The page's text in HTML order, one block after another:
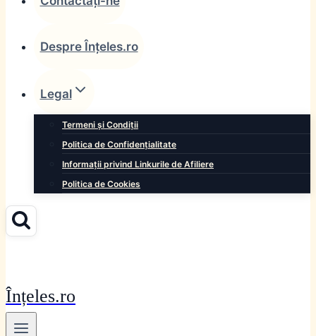
Despre Înțeles.ro
Legal
Termeni și Condiții
Politica de Confidențialitate
Informații privind Linkurile de Afiliere
Politica de Cookies
Înțeles.ro